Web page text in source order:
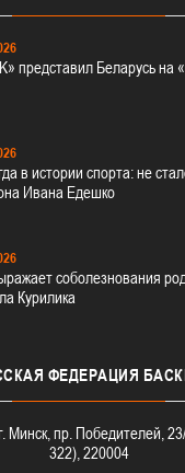
представил Беларусь на
в истории спорта: не
Ивана Едешко
соболезнования
Курилика
ФЕДЕРАЦИЯ
Минск, пр. Победителей,
322), 220004